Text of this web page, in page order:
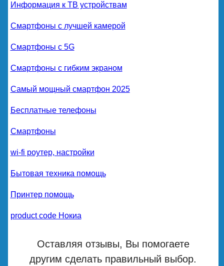
Информация к ТВ устройствам
Смартфоны с лучшей камерой
Смартфоны с 5G
Смартфоны с гибким экраном
Самый мощный смартфон 2025
Бесплатные телефоны
Смартфоны
wi-fi роутер, настройки
Бытовая техника помощь
Принтер помощь
product code Нокиа
Оставляя отзывы, Вы помогаете
другим сделать правильный выбор.